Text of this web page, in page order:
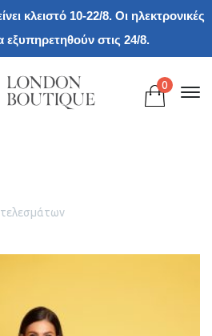
κλειστό 10-22/8. Οι ηλεκτρονικές
εξυπηρετηθούν στις 24/8.
0